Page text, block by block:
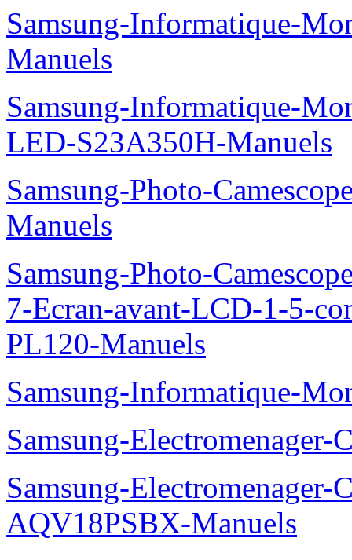
Samsung-Informatique-
Manuels
Samsung-Informatique-
LED-S23A350H-Manuels
Samsung-Photo-
Manuels
Samsung-Photo-
7-Ecran-avant-LCD-1-5-
PL120-Manuels
Samsung-Informatique-
Samsung-
Samsung-Electromenager-
AQV18PSBX-Manuels